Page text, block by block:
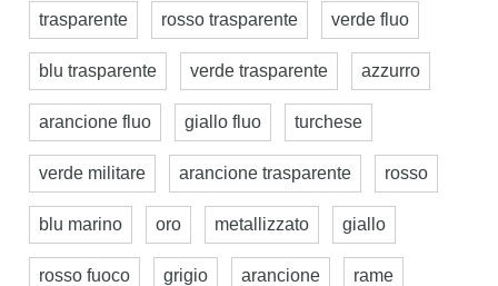
trasparente rosso trasparente verde fluo
blu trasparente verde trasparente azzurro
arancione fluo giallo fluo turchese
verde militare arancione trasparente rosso
blu marino oro metallizzato giallo
rosso fuoco grigio arancione rame